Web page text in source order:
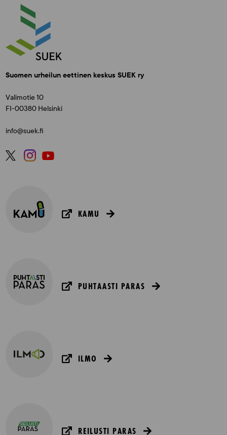
Suomen urheilun eettinen keskus SUEK ry
Valimotie 10
FI-00380 Helsinki
info@suek.fi
KAMU
PUHTAASTI PARAS
ILMO
REILUSTI PARAS